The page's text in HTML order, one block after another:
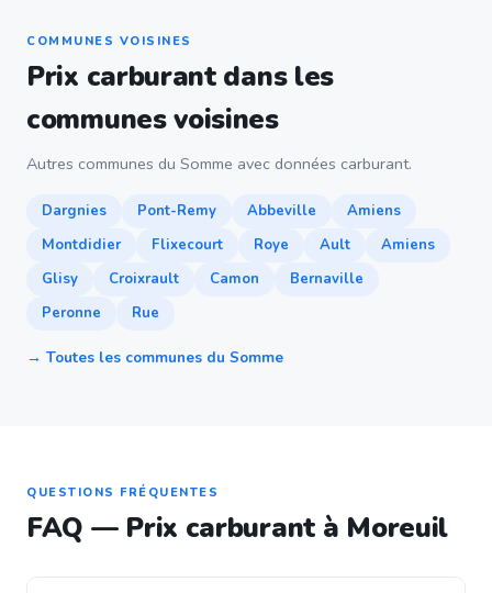
COMMUNES VOISINES
Prix carburant dans les
communes voisines
Autres communes du Somme avec données carburant.
Dargnies Pont-Remy Abbeville
Amiens
Montdidier
Flixecourt Roye Ault
Amiens
Glisy
Croixrault Camon
Bernaville
Peronne
Rue
→ Toutes les communes du Somme
QUESTIONS FRÉQUENTES
FAQ — Prix carburant à Moreuil